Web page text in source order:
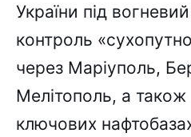
України під
контроль
через Маріуполь,
Мелітополь, а також
ключових